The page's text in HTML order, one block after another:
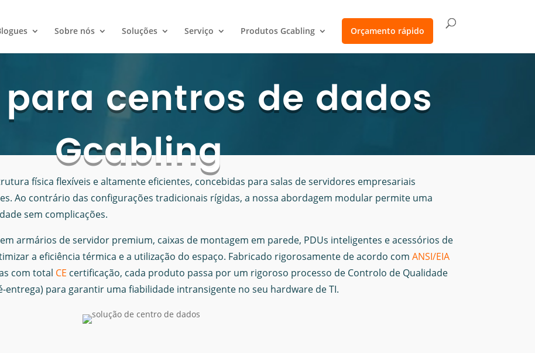
Sobre nós Soluções Serviço Produtos Gcabling Orçamento rápido
centros de dados
Gcabling
física flexíveis e altamente eficientes, concebidas para salas de servidores empresariais
Ao contrário das configurações tradicionais rígidas, a nossa abordagem modular permite uma
sem complicações.
armários de servidor premium, caixas de montagem em parede, PDUs inteligentes e acessórios de
a eficiência térmica e a utilização do espaço. Fabricado rigorosamente de acordo comANSI/EIA
com total CE certificação, cada produto passa por um rigoroso processo de Controlo de Qualidade
entrega) para garantir uma fiabilidade intransigente no seu hardware de TI.